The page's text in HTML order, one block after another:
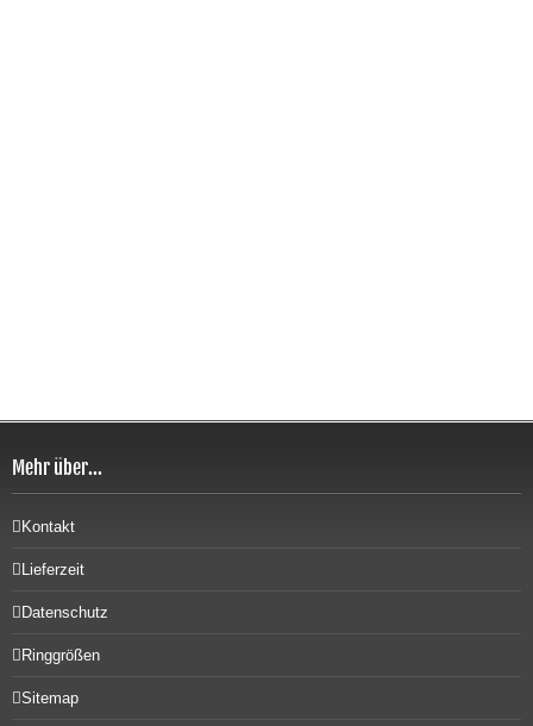
Mehr über...
Kontakt
Lieferzeit
Datenschutz
Ringgrößen
Sitemap